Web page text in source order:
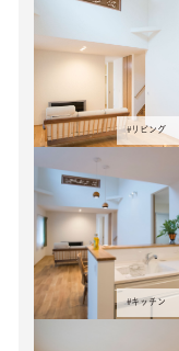
# リビング
#キッチン